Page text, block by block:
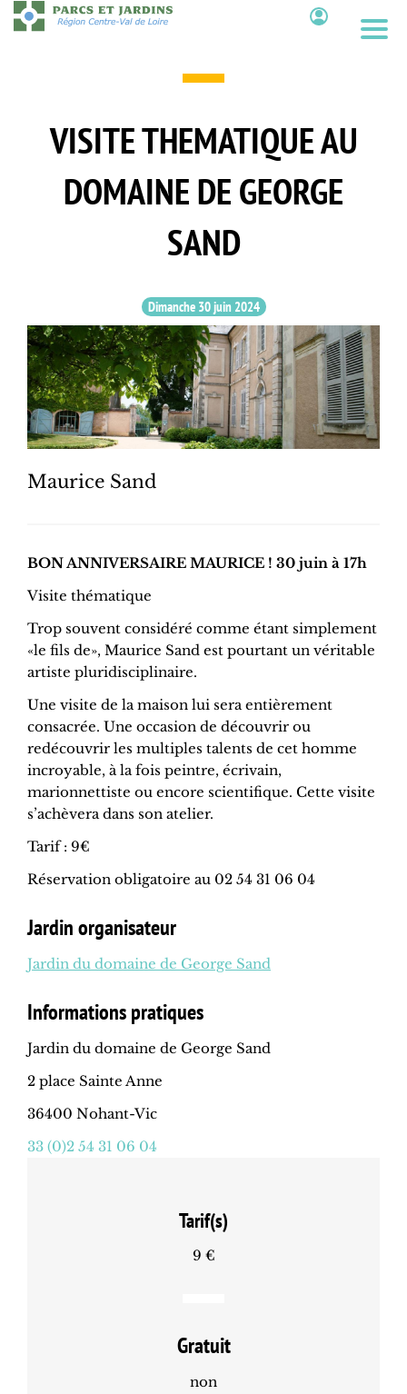
Aller
au
VISITE THEMATIQUE AU
DOMAINE DE GEORGE
SAND
Dimanche 30 juin 2024
Maurice Sand
BON ANNIVERSAIRE MAURICE ! 30 juin à 17h
Visite thématique
Trop souvent considéré comme étant simplement
«le fils de», Maurice Sand est pourtant un véritable
artiste pluridisciplinaire.
Une visite de la maison lui sera entièrement
consacrée. Une occasion de découvrir ou
redécouvrir les multiples talents de cet homme
incroyable, à la fois peintre, écrivain,
marionnettiste ou encore scientifique. Cette visite
s’achèvera dans son atelier.
Tarif : 9€
Réservation obligatoire au 02 54 31 06 04
Jardin organisateur
Jardin du domaine de George Sand
Informations pratiques
Jardin du domaine de George Sand
2 place Sainte Anne
36400 Nohant-Vic
33 (0)2 54 31 06 04
Tarif(s)
9 €
Gratuit
non